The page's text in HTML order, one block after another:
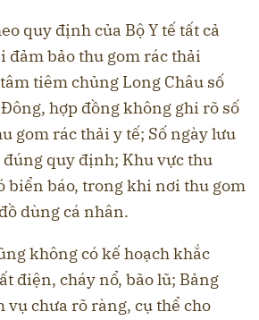
quy định của Bộ Y tế tất cả
đảm bảo thu gom rác thải
tiêm chủng Long Châu số
hợp đồng không ghi rõ số
gom rác thải y tế; Số ngày lưu
đúng quy định; Khu vực thu
biển báo, trong khi nơi thu gom
dùng cá nhân.
không có kế hoạch khắc
điện, cháy nổ, bão lũ; Bảng
chưa rõ ràng, cụ thể cho